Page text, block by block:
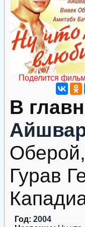
Поделится
В
Гурав
Год: 2004